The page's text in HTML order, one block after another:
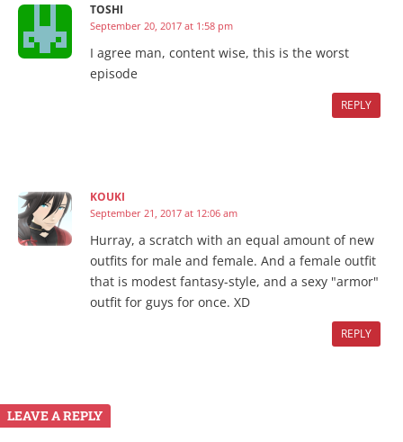
TOSHI
September 20, 2017 at 1:58 pm
I agree man, content wise, this is the worst
episode
REPLY
KOUKI
September 21, 2017 at 12:06 am
Hurray, a scratch with an equal amount of new
outfits for male and female. And a female outfit
that is modest fantasy-style, and a sexy "armor"
outfit for guys for once. XD
REPLY
LEAVE A REPLY